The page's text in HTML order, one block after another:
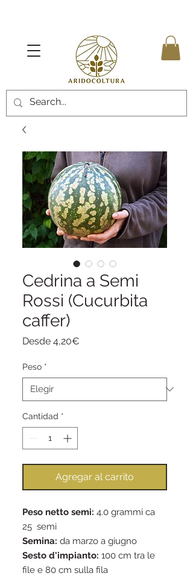
Cedrina a Semi
Rossi (Cucurbita
caffer)
Desde 4,20€
Peso *
Cantidad *
Agregar al carrito
Peso netto semi: 4.0 grammi ca
25 semi
Semina: da marzo a giugno
Sesto d'impianto: 100 cm tra le
file e 80 cm sulla fila